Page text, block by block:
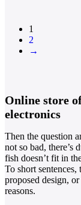
1
2
→
Online store
electronics
Then the question
not so bad, there’s
fish doesn’t fit in
To short
proposed design,
reasons.